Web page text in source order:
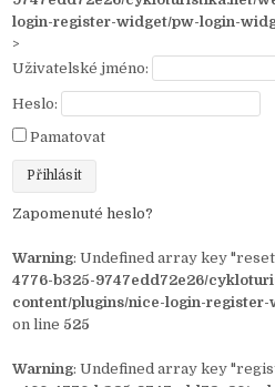
login-register-widget/pw-login-
>
Uživatelské jméno:
Heslo:
Pamatovat
Zapomenuté heslo?
Warning: Undefined array key
4776-b325-9747edd72e26/
content/plugins/nice-login-
on line 525
Warning: Undefined array key